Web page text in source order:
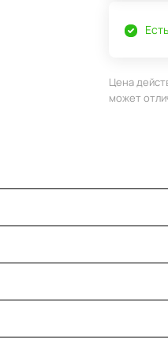
Цена
может